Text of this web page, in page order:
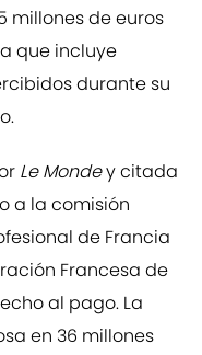
millones de euros
que incluye
durante su
Le Mondey citada
a la comisión
de Francia
Francesa de
al pago. La
en 36 millones